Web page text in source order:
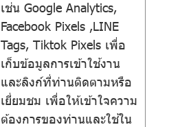
เช่น Google Analytics,
Facebook Pixels ,LINE
Tags, Tiktok Pixels เพื่อ
เก็บข้อมูลการเข้าใช้งาน
และลิงก์ที่ท่านติดตามหรือ
เยี่ยมชม เพื่อให้เข้าใจความ
ต้องการของท่านและใช้ใน